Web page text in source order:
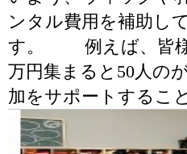
ンタル費用を補助し
す。 例えば、皆様
万円集まると50人の
加をサポートするこ